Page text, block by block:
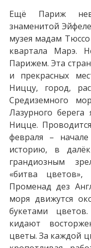
Ещё Париж
знаменитой
музея мадам
квартала Марэ.
Парижем. Эта
и прекрасных
Ниццу, город,
Средиземного
Лазурного берега
Ницце.
февраля –
историю, в
грандиозным
«битва
Променад дез
моря движутся
букетами
кидают
цветы. За каждой